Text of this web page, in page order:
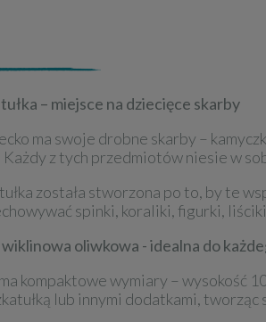
– miejsce na dziecięce skarby
ma swoje drobne skarby –
Każdy z tych przedmiotów niesie w
została stworzona po to, by te
spinki, koraliki, figurki,
wiklinowa oliwkowa - idealna do
kompaktowe wymiary – wysokość
lub innymi dodatkami,